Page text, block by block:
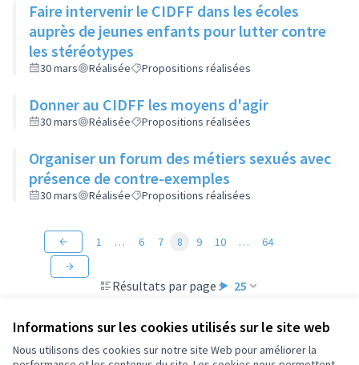
Informations sur les cookies utilisés sur le site web
Nous utilisons des cookies sur notre site Web pour améliorer la
Faire intervenir le CIDFF dans les écoles
auprès de jeunes enfants pour lutter contre
les stéréotypes
30 mars Réalisée Propositions réalisées
Donner au CIDFF les moyens d'agir
30 mars Réalisée Propositions réalisées
Organiser un forum des métiers sexués avec
présence de contre-exemples
30 mars Réalisée Propositions réalisées
Résultats par page : 25
1 … 6 7 8 9 10 … 64